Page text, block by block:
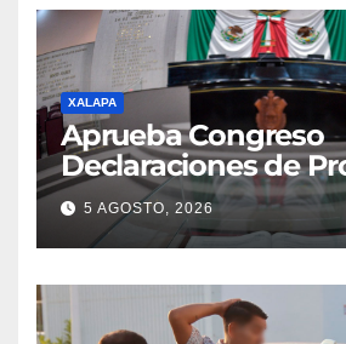
XALAPA
Aprueba Congreso
Declaraciones de
en contra de dos
5 AGOSTO, 2026